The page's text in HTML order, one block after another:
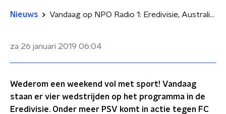
Nieuws Vandaag op NPO Radio 1: Eredivisie, Australian Open en Dr. Kelder en Co
za 26 januari 2019 06:04
Wederom een weekend vol met sport! Vandaag
staan er vier wedstrijden op het programma in de
Eredivisie. Onder meer PSV komt in actie tegen FC